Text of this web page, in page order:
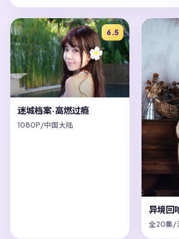
6.5
迷城档案·高燃过瘾
1080P/中国大陆
异境回
全20集/